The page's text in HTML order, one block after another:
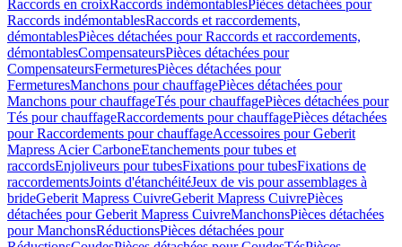
Raccords en croixRaccords indémontablesPièces détachées pour
Raccords indémontablesRaccords et raccordements,
démontablesPièces détachées pour Raccords et raccordements,
démontablesCompensateursPièces détachées pour
CompensateursFermeturesPièces détachées pour
FermeturesManchons pour chauffagePièces détachées pour
Manchons pour chauffageTés pour chauffagePièces détachées pour
Tés pour chauffageRaccordements pour chauffagePièces détachées
pour Raccordements pour chauffageAccessoires pour Geberit
Mapress Acier CarboneEtanchements pour tubes et
raccordsEnjoliveurs pour tubesFixations pour tubesFixations de
raccordementsJoints d'étanchéitéJeux de vis pour assemblages à
brideGeberit Mapress CuivreGeberit Mapress CuivrePièces
détachées pour Geberit Mapress CuivreManchonsPièces détachées
pour ManchonsRéductionsPièces détachées pour